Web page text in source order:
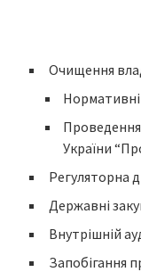
Очищення
України
Регуляторна
Державні
Внутрішній
Запобігання